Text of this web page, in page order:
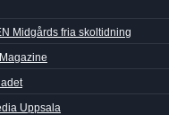
Midgårds fria skoltidning
Uppsala